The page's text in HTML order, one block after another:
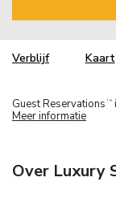
Verblijf Kaart
Guest Reservations TM
Meer informatie
Over Luxury